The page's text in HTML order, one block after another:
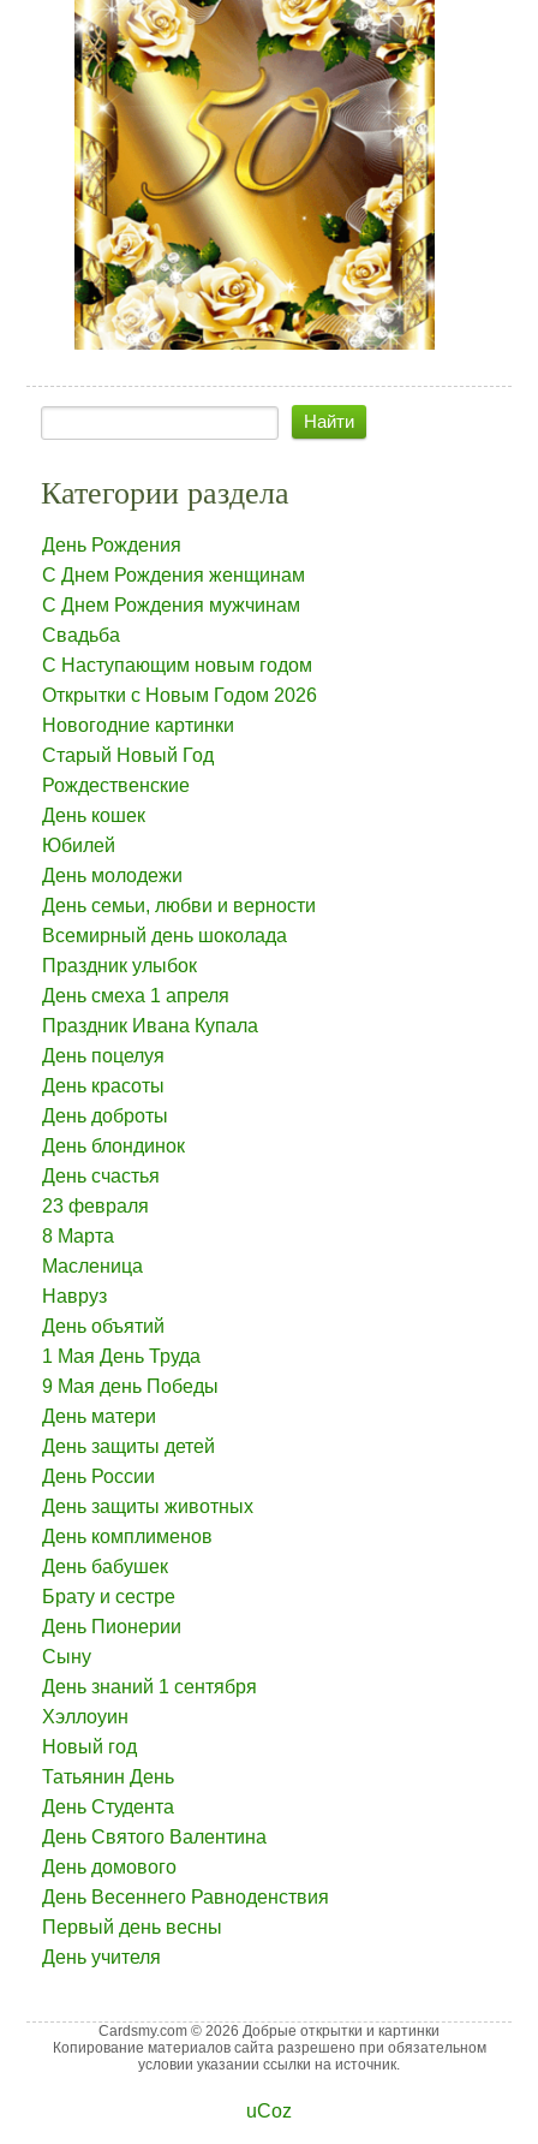
Категории раздела
День Рождения
С Днем Рождения женщинам
С Днем Рождения мужчинам
Свадьба
С Наступающим новым годом
Открытки с Новым Годом 2026
Новогодние картинки
Старый Новый Год
Рождественские
День кошек
Юбилей
День молодежи
День семьи, любви и верности
Всемирный день шоколада
Праздник улыбок
День смеха 1 апреля
Праздник Ивана Купала
День поцелуя
День красоты
День доброты
День блондинок
День счастья
23 февраля
8 Марта
Масленица
Навруз
День объятий
1 Мая День Труда
9 Мая день Победы
День матери
День защиты детей
День России
День защиты животных
День комплименов
День бабушек
Брату и сестре
День Пионерии
Сыну
День знаний 1 сентября
Хэллоуин
Новый год
Татьянин День
День Студента
День Святого Валентина
День домового
День Весеннего Равноденствия
Первый день весны
День учителя
Cardsmy.com © 2026 Добрые открытки и картинки
Копирование материалов сайта разрешено при обязательном
условии указании ссылки на источник.
uCoz